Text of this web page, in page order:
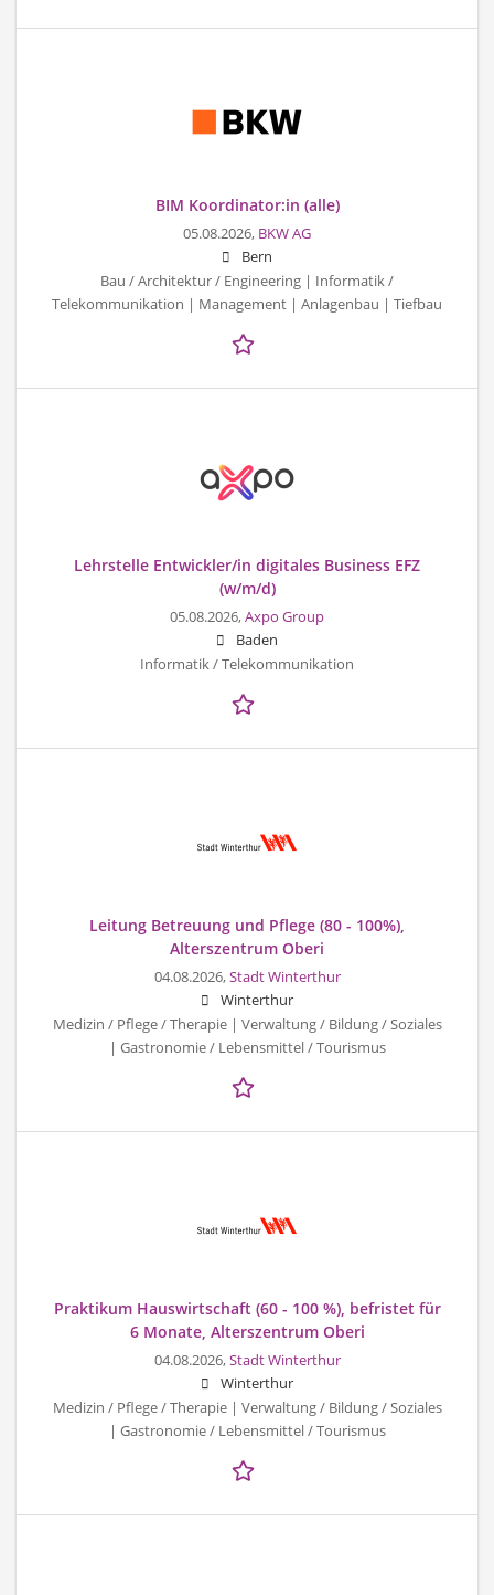
BIM Koordinator:in (alle)
05.08.2026, BKW AG
Bern
Bau / Architektur / Engineering | Informatik /
Telekommunikation | Management | Anlagenbau | Tiefbau
Lehrstelle Entwickler/in digitales Business EFZ
(w/m/d)
05.08.2026,Axpo Group
Baden
Informatik / Telekommunikation
Leitung Betreuung und Pflege (80 - 100%),
Alterszentrum Oberi
04.08.2026,Stadt Winterthur
Winterthur
Medizin / Pflege / Therapie | Verwaltung / Bildung / Soziales
| Gastronomie / Lebensmittel / Tourismus
Praktikum Hauswirtschaft (60 - 100 %), befristet für
6 Monate, Alterszentrum Oberi
04.08.2026,Stadt Winterthur
Winterthur
Medizin / Pflege / Therapie | Verwaltung / Bildung / Soziales
| Gastronomie / Lebensmittel / Tourismus